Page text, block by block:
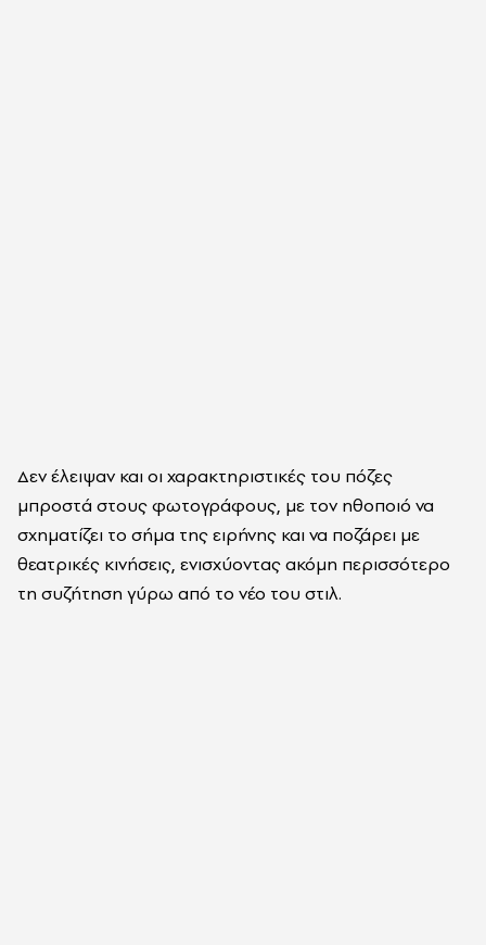
Δεν έλειψαν και οι χαρακτηριστικές του πόζες
μπροστά στους φωτογράφους, με τον ηθοποιό να
σχηματίζει το σήμα της ειρήνης και να ποζάρει με
θεατρικές κινήσεις, ενισχύοντας ακόμη περισσότερο
τη συζήτηση γύρω από το νέο του στιλ.